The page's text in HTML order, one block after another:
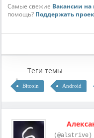
Самые свежие Вакансии
помощь? Поддержать
Теги темы
Bitcoin Android
(@alstrive)